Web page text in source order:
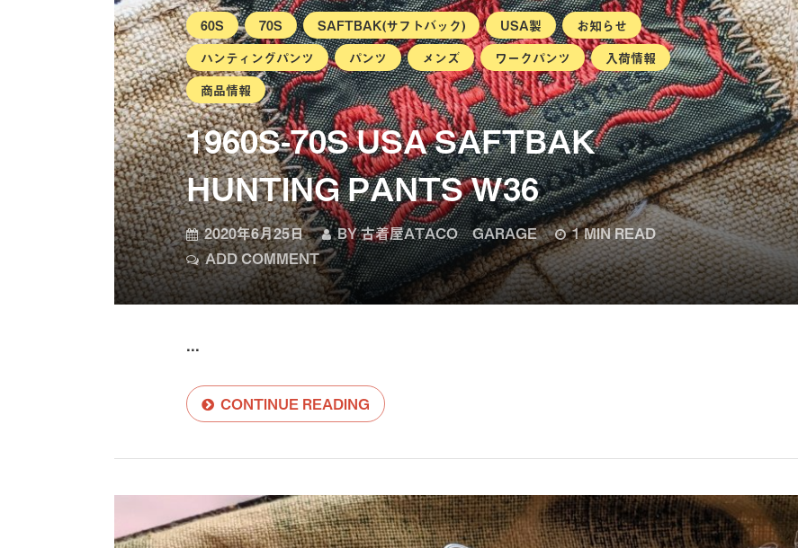
60S 70S SAFTBAK(サフトバック) USA製
お知らせ
ハンティングパンツ
パンツ メンズ ワークパンツ
入荷情報
商品情報
1960S-70S USA SAFTBAK
HUNTING PANTS W36
2020年6月25日 BY古着屋ATACO GARAGE
1 MIN READ
ADD COMMENT
...
CONTINUE READING